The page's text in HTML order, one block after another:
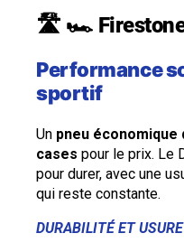
🛣️ 🏎️ Firestone
Performance
sportif
Un pneu économique
cases pour le prix. Le
pour durer, avec une
qui reste constante.
DURABILITÉ ET